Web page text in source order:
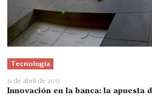
Tecnología
9 de abril de 2017
Innovación en la banca: la apuesta